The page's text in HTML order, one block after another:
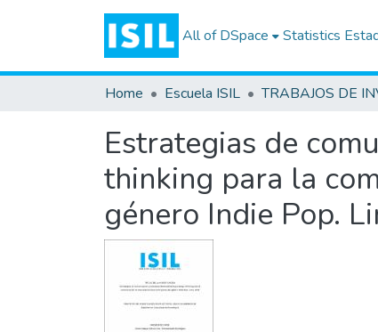
All of DSpace Statistics
Home Escuela ISIL
Estrategias de
thinking para la
género Indie Pop.